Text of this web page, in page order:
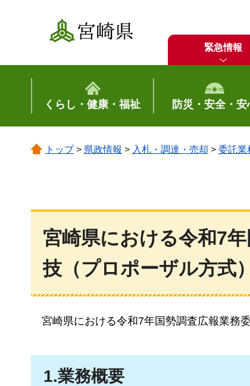
宮崎県
緊急情報
くらし・健康・福祉 防災・安全・安
トップ> 県政情報 > 入札・調達・売却 > 委託業
宮崎県における令和7
技（プロポーザル方式
宮崎県における令和7年国勢調査広報業務
1.業務概要